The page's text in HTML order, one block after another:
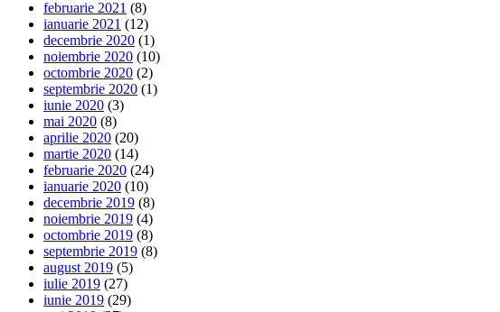
februarie 2021 (8)
ianuarie 2021 (12)
decembrie 2020 (1)
noiembrie 2020 (10)
octombrie 2020 (2)
septembrie 2020 (1)
iunie 2020 (3)
mai 2020 (8)
aprilie 2020 (20)
martie 2020 (14)
februarie 2020 (24)
ianuarie 2020 (10)
decembrie 2019 (8)
noiembrie 2019 (4)
octombrie 2019 (8)
septembrie 2019 (8)
august 2019 (5)
iulie 2019 (27)
iunie 2019 (29)